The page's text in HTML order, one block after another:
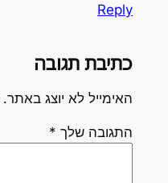
Reply
כתיבת תגובה
האימייל לא יוצג באתר.
התגובה שלך *